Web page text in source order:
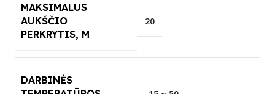
MAKSIMALUS
AUKŠČIO
PERKRYTIS, M
20
DARBINĖS